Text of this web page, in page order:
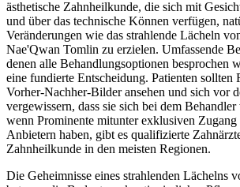
ästhetische Zahnheilkunde, die sich mit
und über das technische Können verfügen,
Veränderungen wie das strahlende Lächeln
Nae'Qwan Tomlin zu erzielen. Umfassende
denen alle Behandlungsoptionen besprochen
eine fundierte Entscheidung. Patienten sollten
Vorher-Nachher-Bilder ansehen und sich vor
vergewissern, dass sie sich bei dem
wenn Prominente mitunter exklusiven Zugang
Anbietern haben, gibt es qualifizierte
Zahnheilkunde in den meisten Regionen.
Die Geheimnisse eines strahlenden Lächelns